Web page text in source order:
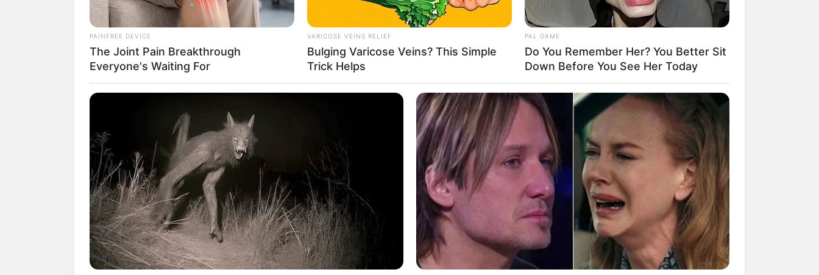
(foto: dezeen)
3. Ruang kantor didesain megah tanpa sekat. Manfaatnya, kolaborasi bisa lebih
ditingkatnya dan kantor terasa lebih luas
Tampil Lebih Modern, 7 Potret
Hasil Renovasi Rumah Berusia
90 Tahun
PAINFREE DEVICE
The Joint Pain Breakthrough
Everyone's Waiting For
VARICOSE VEINS RELIEF
Bulging Varicose Veins? This Simple
Trick Helps
PAL GAME
Do You Remember Her? You Better Sit
Down Before You See Her Today